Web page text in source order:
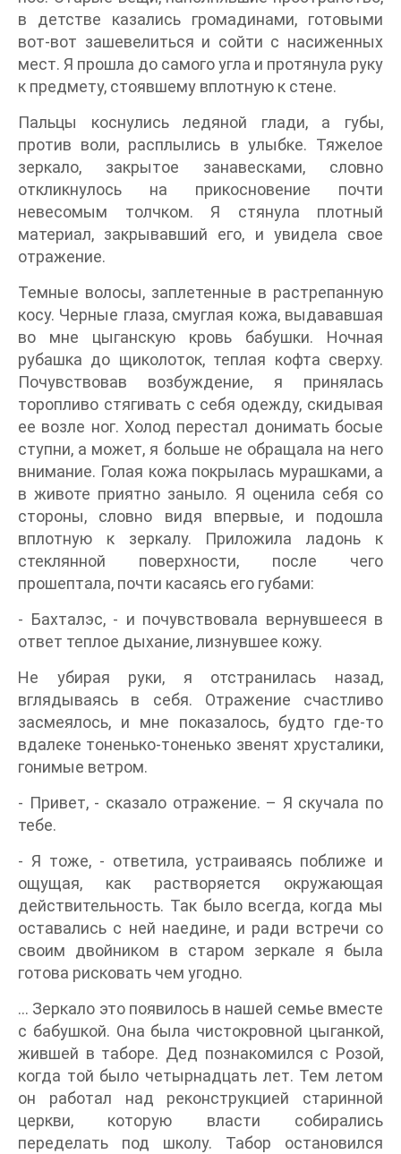
в детстве казались громадинами, готовыми
вот-вот зашевелиться и сойти с насиженных
мест. Я прошла до самого угла и протянула руку
к предмету, стоявшему вплотную к стене.
Пальцы коснулись ледяной глади, а губы,
против воли, расплылись в улыбке. Тяжелое
зеркало, закрытое занавесками, словно
откликнулось на прикосновение почти
невесомым толчком. Я стянула плотный
материал, закрывавший его, и увидела свое
отражение.
Темные волосы, заплетенные в растрепанную
косу. Черные глаза, смуглая кожа, выдававшая
во мне цыганскую кровь бабушки. Ночная
рубашка до щиколоток, теплая кофта сверху.
Почувствовав возбуждение, я принялась
торопливо стягивать с себя одежду, скидывая
ее возле ног. Холод перестал донимать босые
ступни, а может, я больше не обращала на него
внимание. Голая кожа покрылась мурашками, а
в животе приятно заныло. Я оценила себя со
стороны, словно видя впервые, и подошла
вплотную к зеркалу. Приложила ладонь к
стеклянной поверхности, после чего
прошептала, почти касаясь его губами:
- Бахталэс, - и почувствовала вернувшееся в
ответ теплое дыхание, лизнувшее кожу.
Не убирая руки, я отстранилась назад,
вглядываясь в себя. Отражение счастливо
засмеялось, и мне показалось, будто где-то
вдалеке тоненько-тоненько звенят хрусталики,
гонимые ветром.
- Привет, - сказало отражение. – Я скучала по
тебе.
- Я тоже, - ответила, устраиваясь поближе и
ощущая, как растворяется окружающая
действительность. Так было всегда, когда мы
оставались с ней наедине, и ради встречи со
своим двойником в старом зеркале я была
готова рисковать чем угодно.
… Зеркало это появилось в нашей семье вместе
с бабушкой. Она была чистокровной цыганкой,
жившей в таборе. Дед познакомился с Розой,
когда той было четырнадцать лет. Тем летом
он работал над реконструкцией старинной
церкви, которую власти собирались
переделать под школу. Табор остановился